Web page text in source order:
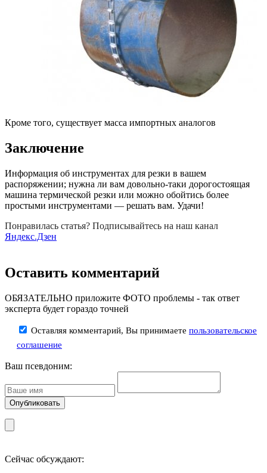
Кроме того, существует масса импортных аналогов
Заключение
Информация об инструментах для резки в вашем
распоряжении; нужна ли вам довольно-таки дорогостоящая
машина термической резки или можно обойтись более
простыми инструментами — решать вам. Удачи!
Понравилась статья? Подписывайтесь на наш канал
Яндекс.Дзен
Оставить комментарий
ОБЯЗАТЕЛЬНО приложите ФОТО проблемы - так ответ
эксперта будет гораздо точней
Оставляя комментарий, Вы принимаете пользовательское
соглашение
Ваш псевдоним:
Сейчас обсуждают: